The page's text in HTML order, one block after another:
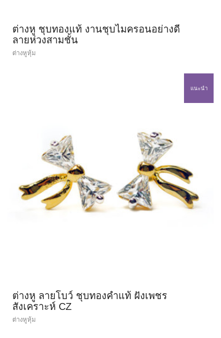
ต่างหู ชุบทองแท้ งานชุบไมครอนอย่างดี
ลายห่วงสามชั้น
ต่างหูหุ้ม
แนะนำ
ต่างหู ลายโบว์ ชุบทองคำแท้ ฝังเพชร
สังเคราะห์ CZ
ต่างหูหุ้ม